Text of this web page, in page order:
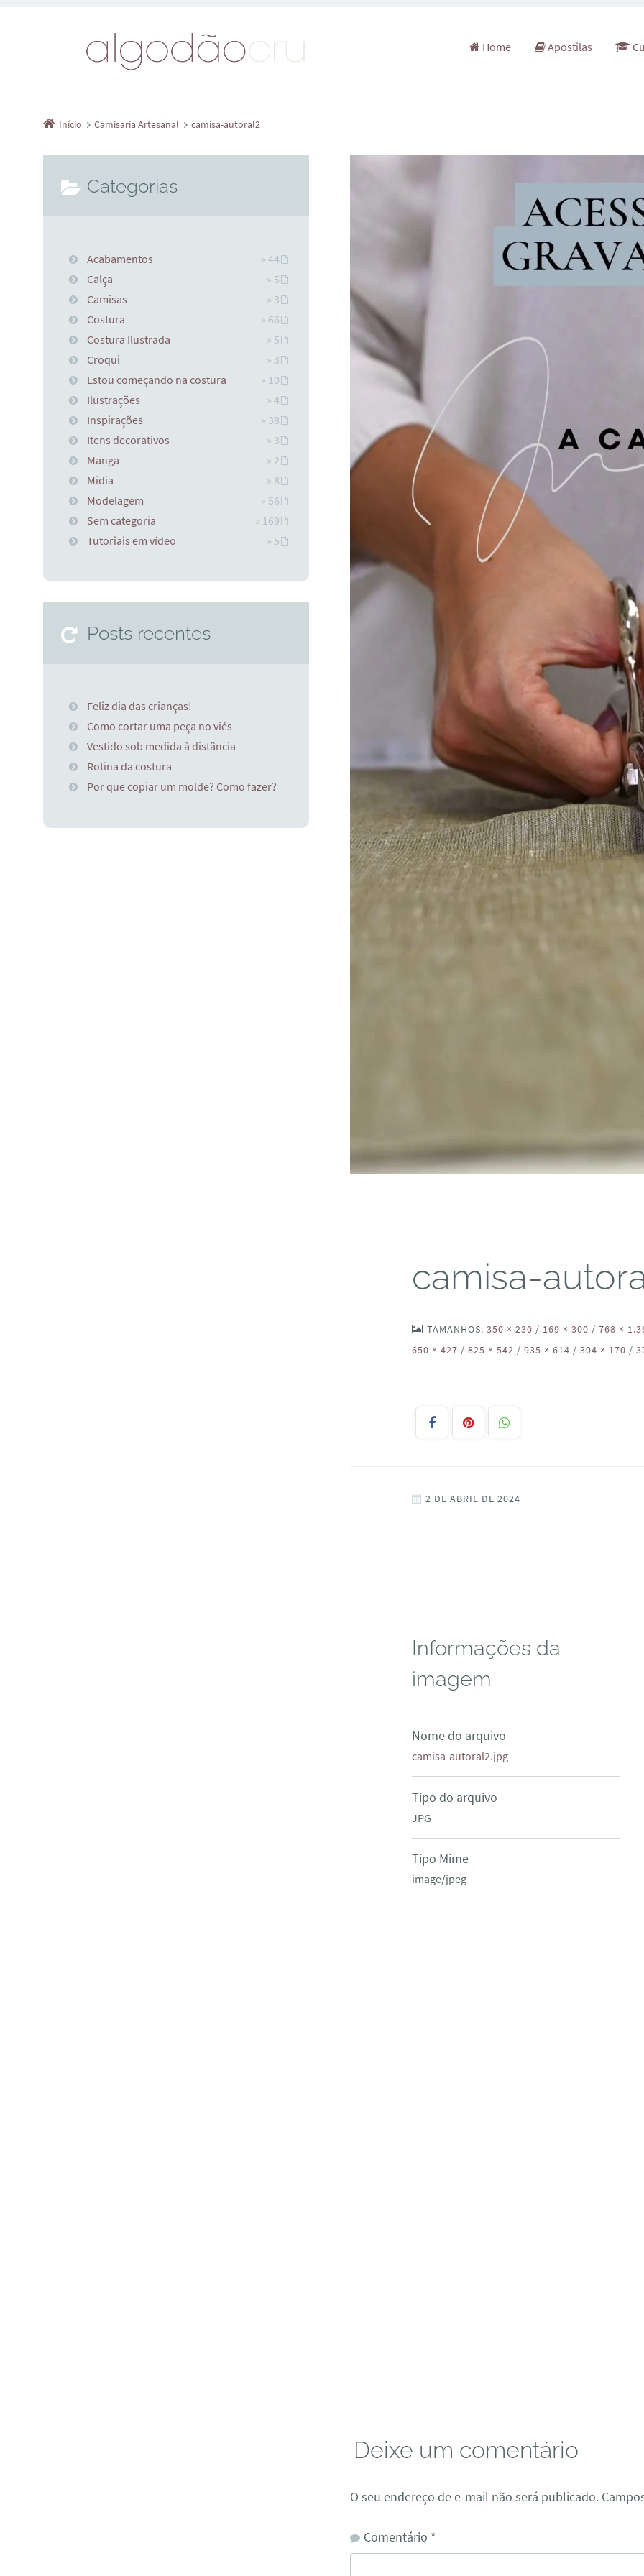
Pular para o conteúdo
Home Apostilas
Início Camisaria Artesanal camisa-autoral2
camisa-
TAMANHOS:350 × 230 / 169 × 300 / 768 ×
650 × 427 / 825 × 542 / 935 × 614 / 304 × 170 /
2 DE ABRIL DE 2024
Informações da
imagem
Nome do arquivo
camisa-autoral2.jpg
Tipo do arquivo
JPG
Tipo Mime
image/jpeg
Deixe um comentário
O seu endereço de e-mail não será publicado.
Comentário *
Categorias
Acabamentos
» 44
Calça
» 5
Camisas
» 3
Costura
» 66
Costura Ilustrada
» 5
Croqui
» 3
Estou começando na costura
» 10
Ilustrações
» 4
Inspirações
» 38
Itens decorativos
» 3
Manga
» 2
Midia
» 8
Modelagem
» 56
Sem categoria
» 169
Tutoriais em vídeo
» 5
Posts recentes
Feliz dia das crianças!
Como cortar uma peça no viés
Vestido sob medida à distância
Rotina da costura
Por que copiar um molde? Como fazer?